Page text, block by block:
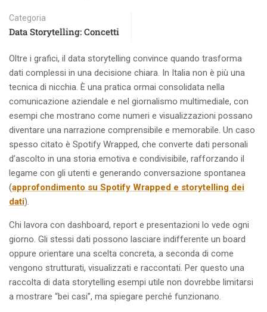
Categoria
Data Storytelling: Concetti
Oltre i grafici, il data storytelling convince quando trasforma
dati complessi in una decisione chiara. In Italia non è più una
tecnica di nicchia. È una pratica ormai consolidata nella
comunicazione aziendale e nel giornalismo multimediale, con
esempi che mostrano come numeri e visualizzazioni possano
diventare una narrazione comprensibile e memorabile. Un caso
spesso citato è Spotify Wrapped, che converte dati personali
d’ascolto in una storia emotiva e condivisibile, rafforzando il
legame con gli utenti e generando conversazione spontanea
(approfondimento su Spotify Wrapped e storytelling dei
dati).
Chi lavora con dashboard, report e presentazioni lo vede ogni
giorno. Gli stessi dati possono lasciare indifferente un board
oppure orientare una scelta concreta, a seconda di come
vengono strutturati, visualizzati e raccontati. Per questo una
raccolta di data storytelling esempi utile non dovrebbe limitarsi
a mostrare “bei casi”, ma spiegare perché funzionano.